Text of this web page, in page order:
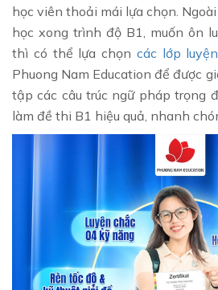
học viên thoải mái lựa chọn.
học xong trình độ B1, muốn ôn
thì có thể lựa chọn các lớp
Phuong Nam Education để được
tập các câu trúc ngữ pháp trọng
làm đề thi B1 hiệu quả, nhanh